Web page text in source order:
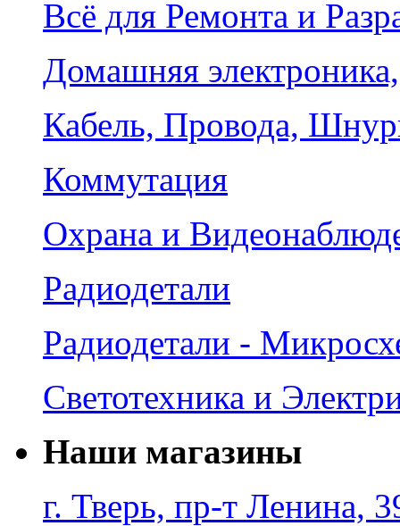
Всё для Ремонта и
Домашняя
Кабель, Провода,
Коммутация
Охрана и
Радиодетали
Радиодетали -
Светотехника и
Наши магазины
г. Тверь, пр-т Ленина,